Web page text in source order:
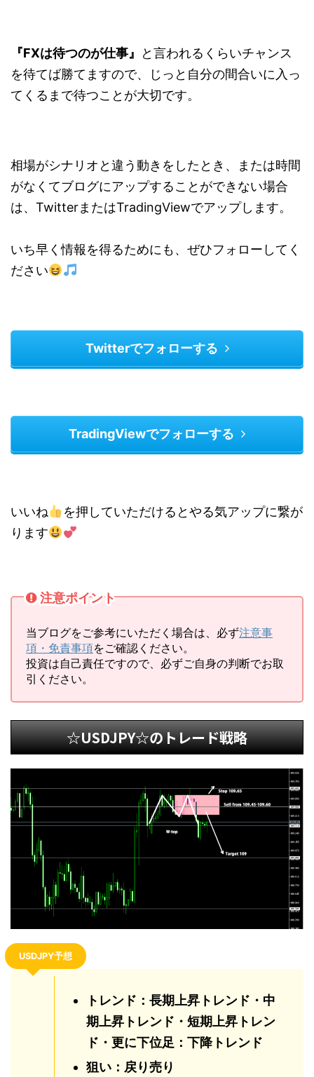
『FXは待つのが仕事』
と言われるくらいチャンス
を待てば勝てますので、じっと自分の間合いに入っ
てくるまで待つことが大切です。
相場がシナリオと違う動きをしたとき、または時間
がなくてブログにアップすることができない場合
は、TwitterまたはTradingViewでアップします。
いち早く情報を得るためにも、ぜひフォローしてく
ださい
Twitterでフォローする
TradingViewでフォローする
いいね
を押していただけるとやる気アップに繋が
ります
注意ポイント
当ブログをご参考にいただく場合は、必ず注意事
項・免責事項をご確認ください。
投資は自己責任ですので、必ずご自身の判断でお取
引ください。
☆USDJPY☆のトレード戦略
USDJPY予想
トレンド：長期上昇トレンド・中
期上昇トレンド・短期上昇トレン
ド・更に下位足：下降トレンド
狙い：戻り売り